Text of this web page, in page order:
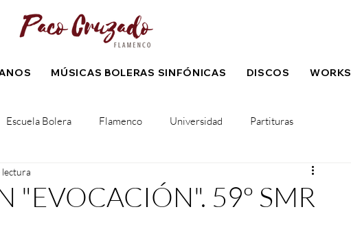
MÚSICAS BOLERAS SINFÓNICAS DISCOS WORKS
Escuela Bolera Flamenco Universidad Partituras
Composición
"EVOCACIÓN". 59º SMR
lectura